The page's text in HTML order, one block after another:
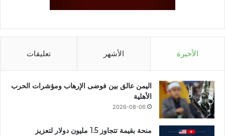
الأخيرة الأشهر تعليقات
اليمن عالق بين فوضى الإرهاب ومؤشرات الحرب
الأهلية
2026-08-06
منحة بقيمة تتجاوز 1.5 مليون دولار لتعزيز